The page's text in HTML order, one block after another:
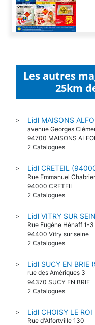
Les autres
25km
> Lidl MAISONS
avenue Georges
94700 MAISONS
2 Catalogues
> Lidl CRETEIL
Rue Emmanuel
94000 CRETEIL
2 Catalogues
> Lidl VITRY SUR
Rue Eugène Hénaff 1-3
94400 Vitry sur seine
2 Catalogues
> Lidl SUCY EN BRIE
rue des Amériques 3
94370 SUCY EN BRIE
2 Catalogues
> Lidl CHOISY LE
Rue d'Alfortville 130